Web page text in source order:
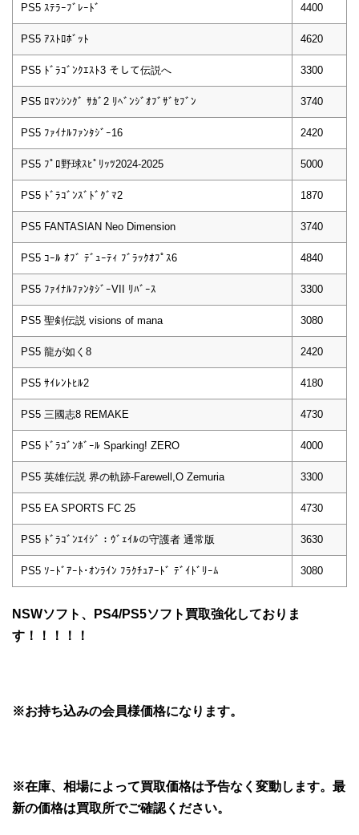
PS5 ｽﾃﾗｰﾌﾞﾚｰﾄﾞ 4400
PS5 ｱｽﾄﾛﾎﾞｯﾄ 4620
PS5 ﾄﾞﾗｺﾞﾝｸｴｽﾄ3 そして伝説へ 3300
PS5 ﾛﾏﾝｼﾝｸﾞ ｻｶﾞ2 ﾘﾍﾞﾝｼﾞｵﾌﾞｻﾞｾﾌﾞﾝ 3740
PS5 ﾌｧｲﾅﾙﾌｧﾝﾀｼﾞｰ16 2420
PS5 ﾌﾟﾛ野球ｽﾋﾟﾘｯﾂ2024-2025 5000
PS5 ﾄﾞﾗｺﾞﾝｽﾞﾄﾞｸﾞﾏ2 1870
PS5 FANTASIAN Neo Dimension 3740
PS5 ｺｰﾙ ｵﾌﾞ ﾃﾞｭｰﾃｨ ﾌﾞﾗｯｸｵﾌﾟｽ6 4840
PS5 ﾌｧｲﾅﾙﾌｧﾝﾀｼﾞｰVII ﾘﾊﾞｰｽ 3300
PS5 聖剣伝説 visions of mana 3080
PS5 龍が如く8 2420
PS5 ｻｲﾚﾝﾄﾋﾙ2 4180
PS5 三國志8 REMAKE 4730
PS5 ﾄﾞﾗｺﾞﾝﾎﾞｰﾙ Sparking! ZERO 4000
PS5 英雄伝説 界の軌跡-Farewell,O Zemuria 3300
PS5 EA SPORTS FC 25 4730
PS5 ﾄﾞﾗｺﾞﾝｴｲｼﾞ：ｳﾞｪｲﾙの守護者 通常版 3630
PS5 ｿｰﾄﾞｱｰﾄ･ｵﾝﾗｲﾝ ﾌﾗｸﾁｭｱｰﾄﾞ ﾃﾞｲﾄﾞﾘｰﾑ 3080
NSWソフト、PS4/PS5ソフト買取強化しておりま
す！！！！！
※お持ち込みの会員様価格になります。
※在庫、相場によって買取価格は予告なく変動します。最
新の価格は買取所でご確認ください。